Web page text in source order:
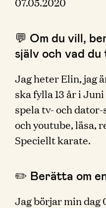
💬 Om du vill,
själv och vad
Jag heter Elin, jag
ska fylla 13 år i
spela tv- och
och youtube, läsa,
Speciellt karate.
✏️ Berätta om
Jag börjar min dag